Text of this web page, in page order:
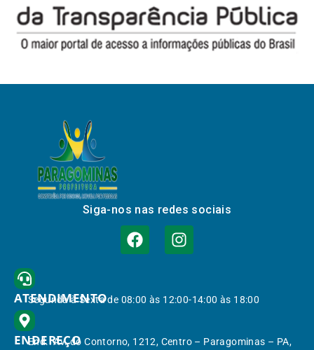
Siga-nos nas redes sociais
ATENDIMENTO
Segunda à Sexta de 08:00 às 12:00-14:00 às 18:00
ENDEREÇO
End.: Av. do Contorno, 1212, Centro – Paragominas – PA,